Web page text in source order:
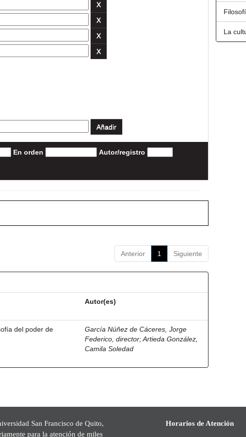
En orden Autor/registro
Anterior 1 Siguiente
Autor(es)
del poder de
García Núñez de Cáceres, Jorge
Federico, director;Artieda González,
Camila Soledad
La
San Francisco de Quito,
para la atención de miles
Horarios de Atención